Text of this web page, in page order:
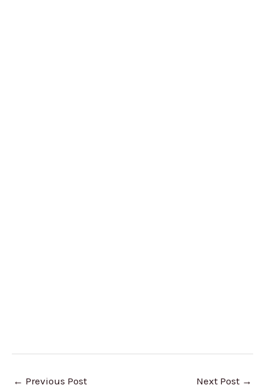
← Previous Post Next Post →